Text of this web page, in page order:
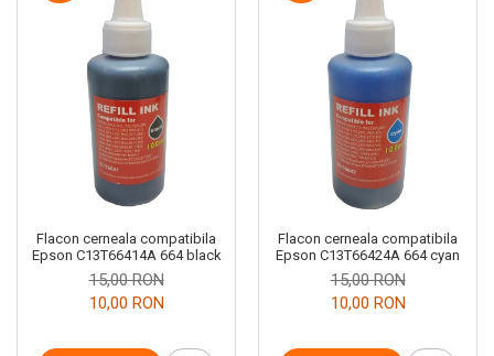
Flacon cerneala compatibila
Epson C13T66414A 664 black
15,00 RON
10,00 RON
Flacon cerneala compatibila
Epson C13T66424A 664 cyan
15,00 RON
10,00 RON